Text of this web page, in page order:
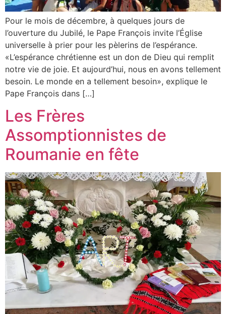
Pour le mois de décembre, à quelques jours de
l’ouverture du Jubilé, le Pape François invite l’Église
universelle à prier pour les pèlerins de l’espérance.
«L’espérance chrétienne est un don de Dieu qui remplit
notre vie de joie. Et aujourd’hui, nous en avons tellement
besoin. Le monde en a tellement besoin», explique le
Pape François dans […]
Les Frères
Assomptionnistes de
Roumanie en fête